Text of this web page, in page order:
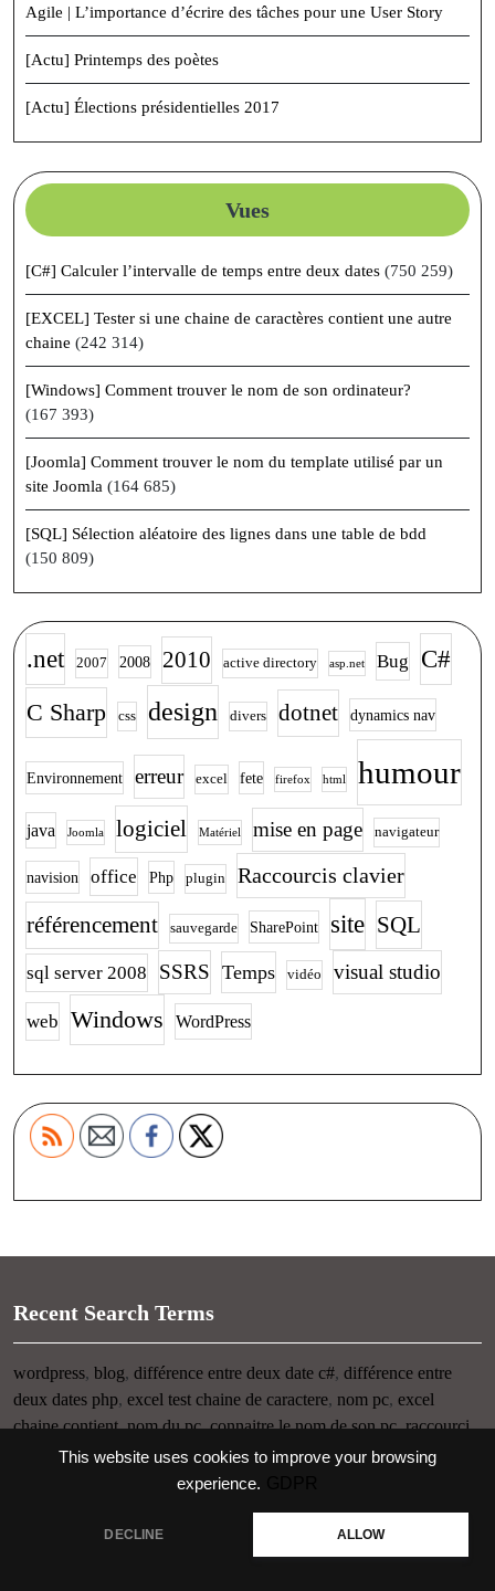
This website uses cookies to improve your browsing
experience.
DECLINE ALLOW
Agile | L’importance d’écrire des tâches pour une User Story
[Actu] Printemps des poètes
[Actu] Élections présidentielles 2017
Vues
[C#] Calculer l’intervalle de temps entre deux dates (750 259)
[EXCEL] Tester si une chaine de caractères contient une autre
chaine (242 314)
[Windows] Comment trouver le nom de son ordinateur?
(167 393)
[Joomla] Comment trouver le nom du template utilisé par un
site Joomla (164 685)
[SQL] Sélection aléatoire des lignes dans une table de bdd
(150 809)
.net 2007 2008 2010 active directory asp.net Bug
C#
C Sharp
css design divers dotnet dynamics nav
Environnement erreur excel fete firefox html humour
java Joomla logiciel Matériel mise en page navigateur
navision office Php plugin Raccourcis clavier
référencement sauvegarde SharePoint site SQL
sql server 2008 SSRS Temps vidéo visual studio
web Windows WordPress
Recent Search Terms
wordpress, blog, différence entre deux date c#, différence entre
deux dates php, excel test chaine de caractere, nom pc, excel
chaine contient,nom du pc,connaitre le nom de son pc,raccourci
clavier visuel
-> copyright UIOP